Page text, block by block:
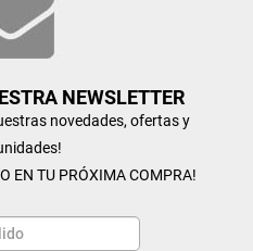
NEWSLETTER
novedades, ofertas y
EN TU PRÓXIMA COMPRA!